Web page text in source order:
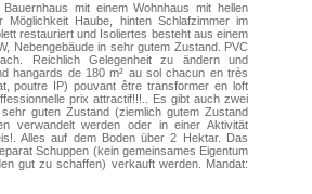
mit einem Wohnhaus mit hellen
Möglichkeit Haube, hinten Schlafzimmer im
restauriert und Isoliertes besteht aus einem
Nebengebäude in sehr gutem Zustand. PVC
Reichlich Gelegenheit zu ändern und
hangards de 180 m² au sol chacun en très
poutre IP) pouvant être transformer en loft
prix attractif!!!.. Es gibt auch zwei
guten Zustand (ziemlich gutem Zustand
verwandelt werden oder in einer Aktivität
Alles auf dem Boden über 2 Hektar. Das
Schuppen (kein gemeinsames Eigentum
gut zu schaffen) verkauft werden. Mandat: